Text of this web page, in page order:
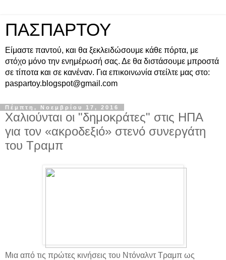
ΠΑΣΠΑΡΤΟΥ
Είμαστε παντού, και θα ξεκλειδώσουμε κάθε πόρτα, με
στόχο μόνο την ενημέρωσή σας. Δε θα διστάσουμε μπροστά
σε τίποτα και σε κανέναν. Για επικοινωνία στείλτε μας στο:
paspartoy.blogspot@gmail.com
Πέμπτη, Νοεμβρίου 17, 2016
Χαλιούνται οι "δημοκράτες" στις ΗΠΑ
για τον «ακροδεξιό» στενό συνεργάτη
του Τραμπ
Μια από τις πρώτες κινήσεις του Ντόναλντ Τραμπ ως